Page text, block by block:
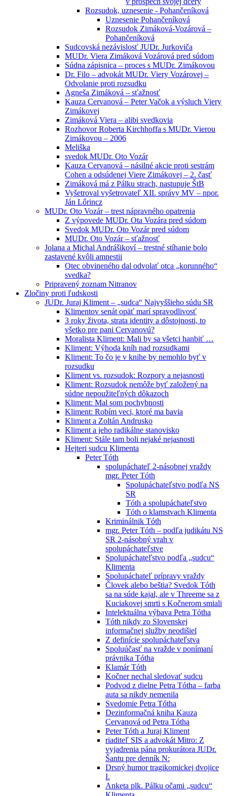
Rozsudok, uznesenie - Pohančeníková
Uznesenie Pohančeníková
Rozsudok Zimáková-Vozárová –
Pohančeníková
Sudcovská nezávislosť JUDr. Jurkoviča
MUDr. Viera Zimáková Vozárová pred súdom
Súdna zápisnica – proces s MUDr. Zimákovou
Dr. Filo – advokát MUDr. Viery Vozárovej –
Odvolanie proti rozsudku
Agneša Zimáková – sťažnosť
Kauza Cervanová – Peter Vačok a výsluch Viery
Zimákovej
Zimáková Viera – alibi svedkovia
Rozhovor Roberta Kirchhoffa s MUDr. Vierou
Zimákovou – 2006
Meliška
svedok MUDr. Oto Vozár
Kauza Cervanová – násilné akcie proti sestrám
Cohen a odsúdenej Viere Zimákovej – 2. časť
Zimáková má z Pálku strach, nastupuje ŠtB
Vyšetroval vyšetrovateľ XII. správy MV – npor.
Ján Lőrincz
MUDr. Oto Vozár – trest nápravného opatrenia
Z výpovede MUDr. Ota Vozára pred súdom
Svedok MUDr. Oto Vozár pred súdom
MUDr. Oto Vozár – sťažnosť
Jolana a Michal Andrášikoví – trestné stíhanie bolo
zastavené kvôli amnestii
Otec obvineného dal odvolať otca „korunného“
svedka?
Pripravený zoznam Nitranov
Zločiny proti ľudskosti
JUDr. Juraj Kliment – „sudca“ Najvyššieho súdu SR
Klimentov senát opäť marí spravodlivosť
3 roky života, strata identity a dôstojnosti, to
všetko pre pani Cervanovú?
Moralista Kliment: Mali by sa všetci hanbiť …
Kliment: Výhoda kníh nad rozsudkami
Kliment: To čo je v knihe by nemohlo byť v
rozsudku
Kliment vs. rozsudok: Rozpory a nejasnosti
Kliment: Rozsudok nemôže byť založený na
súdne nepoužiteľných dôkazoch
Kliment: Mal som pochybnosti
Kliment: Robím veci, ktoré ma bavia
Kliment a Zoltán Andrusko
Kliment a jeho radikálne stanovisko
Kliment: Stále tam boli nejaké nejasnosti
Hejteri sudcu Klimenta
Peter Tóth
spolupáchateľ 2-násobnej vraždy
mgr. Peter Tóth
Spolupáchateľstvo podľa NS
SR
Tóth a spolupáchateľstvo
Tóth o klamstvach Klimenta
Kriminálnik Tóth
mgr. Peter Tóth – podľa judikátu NS
SR 2-násobný vrah v
spolupáchateľstve
Spolupáchateľstvo podľa „sudcu“
Klimenta
Spolupáchateľ prípravy vraždy
Človek alebo beštia? Svedok Tóth
sa na súde kajal, ale v Threeme sa z
Kuciakovej smrti s Kočnerom smiali
Intelektuálna výbava Petra Tótha
Tóth nikdy zo Slovenskej
informačnej služby neodišiel
Z definície spolupáchateľstva
Spoluúčasť na vražde v ponímaní
právnika Tótha
Klamár Tóth
Kočner nechal sledovať sudcu
Podvod z dielne Petra Tótha – farba
auta sa nikdy nemenila
Svedomie Petra Tótha
Dezinformačná kniha Kauza
Cervanová od Petra Tótha
Peter Tóth a Juraj Kliment
riaditeľ SIS a advokát Mitro: Z
vyjadrenia pána prokurátora JUDr.
Šantu pre denník N:
Drsný humor tragikomickej dvojice
I.
Anketa plk. Pálku očami „sudcu“